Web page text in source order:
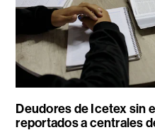
Deudores de Icetex sin
reportados a centrales